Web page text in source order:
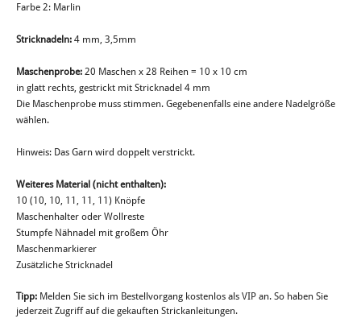
Farbe 2: Marlin
Stricknadeln: 4 mm, 3,5mm
Maschenprobe: 20 Maschen x 28 Reihen = 10 x 10 cm
in glatt rechts, gestrickt mit Stricknadel 4 mm
Die Maschenprobe muss stimmen. Gegebenenfalls eine andere Nadelgröße
wählen.
Hinweis: Das Garn wird doppelt verstrickt.
Weiteres Material (nicht enthalten):
10 (10, 10, 11, 11, 11) Knöpfe
Maschenhalter oder Wollreste
Stumpfe Nähnadel mit großem Öhr
Maschenmarkierer
Zusätzliche Stricknadel
Tipp: Melden Sie sich im Bestellvorgang kostenlos als VIP an. So haben Sie
jederzeit Zugriff auf die gekauften Strickanleitungen.